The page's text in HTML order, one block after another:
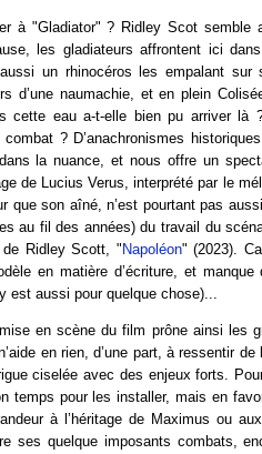
à "Gladiator" ? Ridley Scot
les gladiateurs affrontent ici
un rhinocéros les empalant
d’une naumachie, et en plein
cette eau a-t-elle bien pu arriver
? D’anachronismes
la nuance, et nous offre un
de Lucius Verus, interprété par le
que son aîné, n’est pourtant pas
au fil des années) du travail du
Ridley Scott, "Napoléon" (2023).
en matière d’écriture, et
est aussi pour quelque chose)...
en scène du film prône ainsi
en rien, d’une part, à ressentir
ciselée avec des enjeux forts.
temps pour les installer, mais en
à l’héritage de Maximus ou
ses quelque imposants combats,